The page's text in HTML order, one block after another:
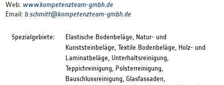
Web: www.kompetenzteam-gmbh.de
Email: b.schmitt@kompetenzteam-gmbh.de
Spezialgebiete:
Elastische Bodenbeläge, Natur- und
Kunststeinbeläge, Textile Bodenbeläge, Holz- und
Laminatbeläge, Unterhaltsreinigung,
Teppichreinigung, Polsterreinigung,
Bauschlussreinigung, Glasfassaden,